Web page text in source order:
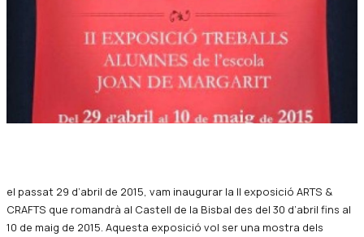
el passat 29 d’abril de 2015, vam inaugurar la II exposició ARTS &
CRAFTS que romandrà al Castell de la Bisbal des del 30 d’abril fins al
10 de maig de 2015. Aquesta exposició vol ser una mostra dels